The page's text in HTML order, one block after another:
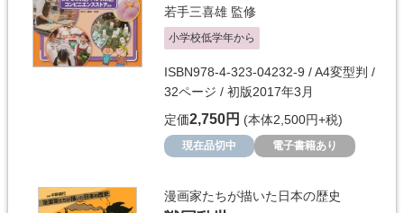
若手三喜雄 監修
小学校低学年から
ISBN978-4-323-04232-9 / A4変型判 /
32ページ / 初版2017年3月
定価2,750円 (本体2,500円+税)
現在品切中 電子書籍あり
漫画家たちが描いた日本の歴史